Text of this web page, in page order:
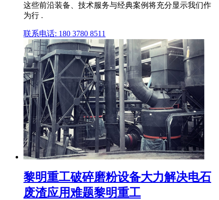
这些前沿装备、技术服务与经典案例将充分显示我们作
为行 .
联系电话: 180 3780 8511
黎明重工破碎磨粉设备大力解决电石
废渣应用难题黎明重工